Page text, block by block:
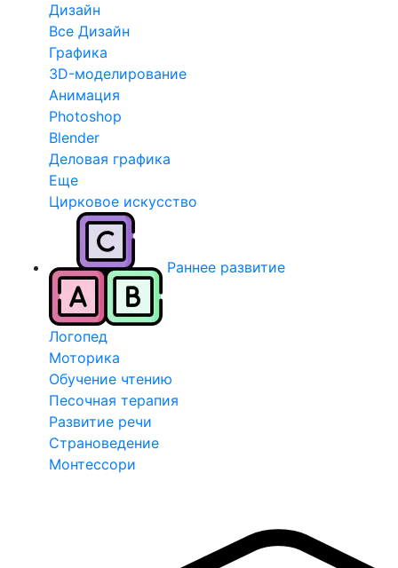
Дизайн
Все Дизайн
Графика
3D-моделирование
Анимация
Photoshop
Blender
Деловая графика
Еще
Цирковое искусство
Раннее развитие
Логопед
Моторика
Обучение чтению
Песочная терапия
Развитие речи
Страноведение
Монтессори